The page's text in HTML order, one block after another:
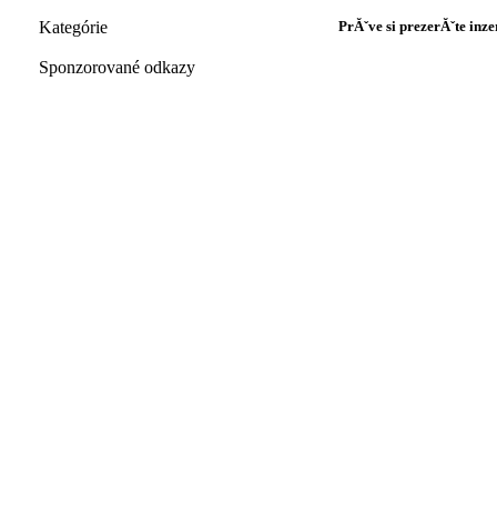
Kategórie
Sponzorované odkazy
PrĂˇve si prezerĂˇte